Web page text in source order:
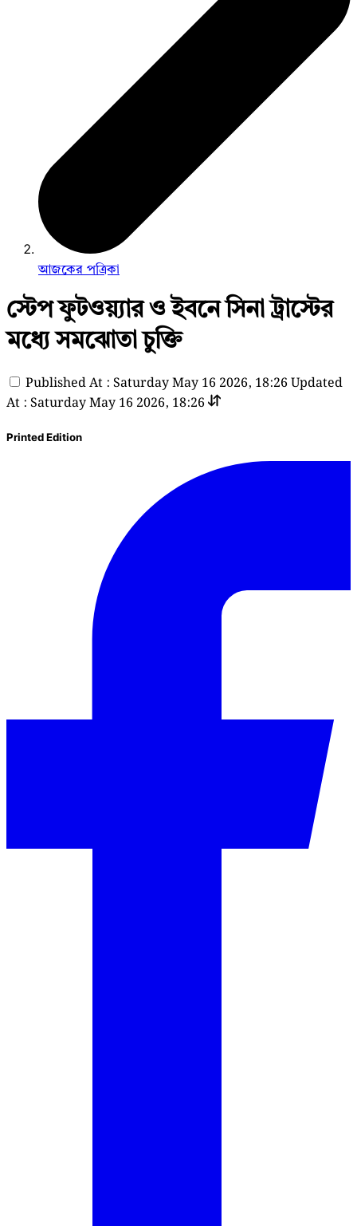
আজকের পত্রিকা
স্টেপ ফুটওয়্যার ও ইবনে সিনা ট্রাস্টের
মধ্যে সমঝোতা চুক্তি
Published At : Saturday May 16 2026, 18:26 Updated
At : Saturday May 16 2026, 18:26
Printed Edition